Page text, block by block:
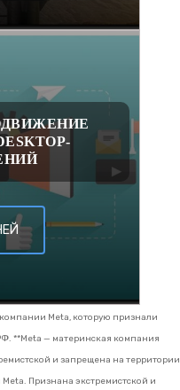
Meta, которую признали
**Meta — материнская компания
и запрещена на территории
Признана экстремистской и